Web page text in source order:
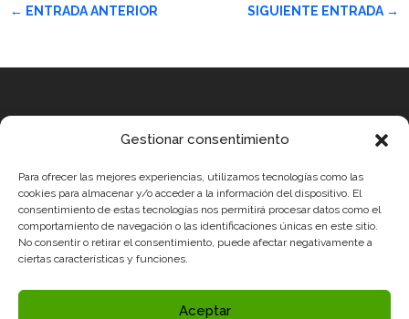
Gestionar consentimiento
Para ofrecer las mejores experiencias, utilizamos tecnologías como las
cookies para almacenar y/o acceder a la información del dispositivo. El
consentimiento de estas tecnologías nos permitirá procesar datos como el
comportamiento de navegación o las identificaciones únicas en este sitio.
No consentir o retirar el consentimiento, puede afectar negativamente a
ciertas características y funciones.
Aceptar
← ENTRADA ANTERIOR SIGUIENTE ENTRADA→
ROBOTIX CASTELLÓN
INGENIOOS VALENCIA
CERCA ALICANTE
Condiciones legales
Política de Privacidad y Aviso Legal